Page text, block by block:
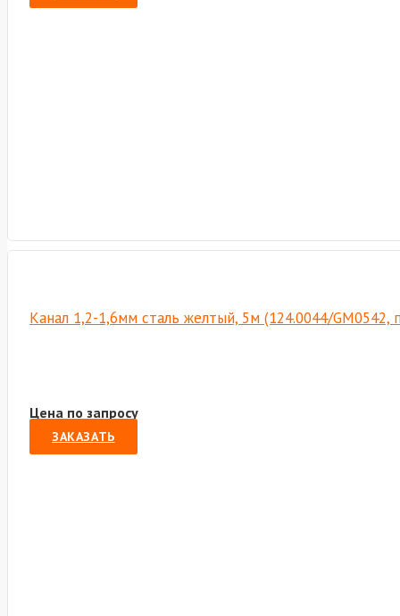
Канал 1,2-1,6мм сталь желтый, 5м (124.0044/
Цена по запросу
ЗАКАЗАТЬ